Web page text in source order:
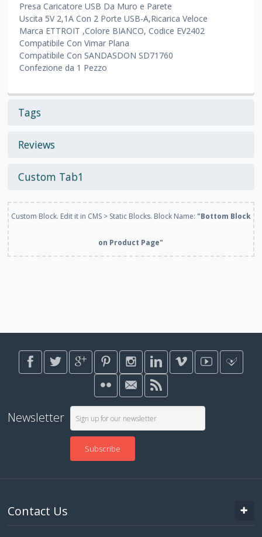
Presa Caricatore USB Da Muro e Parete
Uscita 5V 2,1A Con 2 Porte USB-A,Ricarica Veloce
Marca ETTROIT ,Colore BIANCO, Codice EV2402
Compatibile Con Vimar Plana
Compatibile Con SANDASDON SD71760
Confezione da 1 Pezzo
Tags
Reviews
Custom Tab1
Custom Block. Edit it in CMS > Static Blocks. Block Name: "Bottom Block
on Product Page"
Newsletter
Subscribe
Contact Us